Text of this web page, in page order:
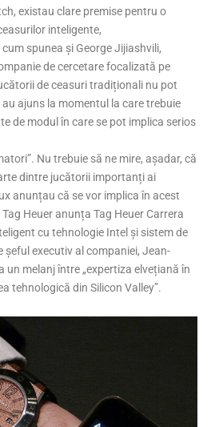
existau clare premise pentru o
inteligente,
spunea și George Jijiashvili,
de cercetare focalizată pe
de ceasuri tradiționali nu pot
ajuns la momentul la care trebuie
de modul în care se pot implica serios
Nu trebuie să ne mire, așadar, că
dintre jucătorii importanți ai
anunțau că se vor implica în acest
Heuer anunța Tag Heuer Carrera
cu tehnologie Intel și sistem de
șeful executiv al companiei, Jean-
un melanj între „expertiza elvețiană în
tehnologică din Silicon Valley”.